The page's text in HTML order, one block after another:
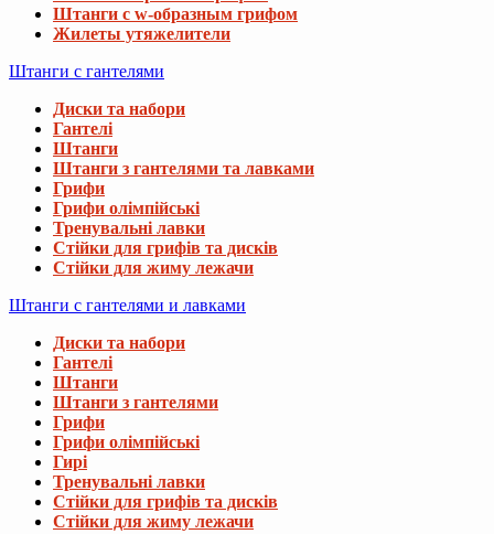
Штанги с w-образным грифом
Жилеты утяжелители
Штанги с гантелями
Диски та набори
Гантелі
Штанги
Штанги з гантелями та лавками
Грифи
Грифи олімпійські
Тренувальні лавки
Стійки для грифів та дисків
Стійки для жиму лежачи
Штанги с гантелями и лавками
Диски та набори
Гантелі
Штанги
Штанги з гантелями
Грифи
Грифи олімпійські
Гирі
Тренувальні лавки
Стійки для грифів та дисків
Стійки для жиму лежачи